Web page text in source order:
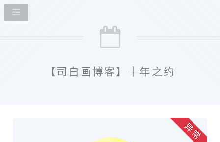
【司白画博客】十年之约
异 常